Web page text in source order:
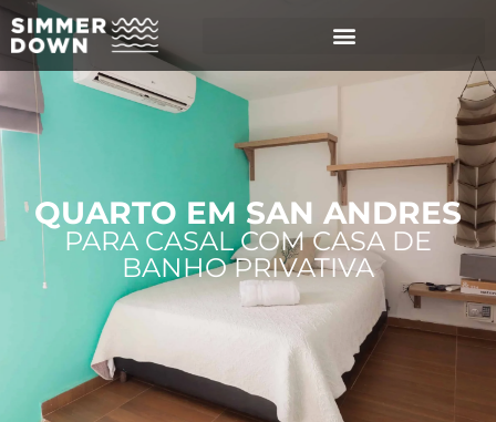
QUARTO EM SAN ANDRES
PARA CASAL COM CASA DE
BANHO PRIVATIVA